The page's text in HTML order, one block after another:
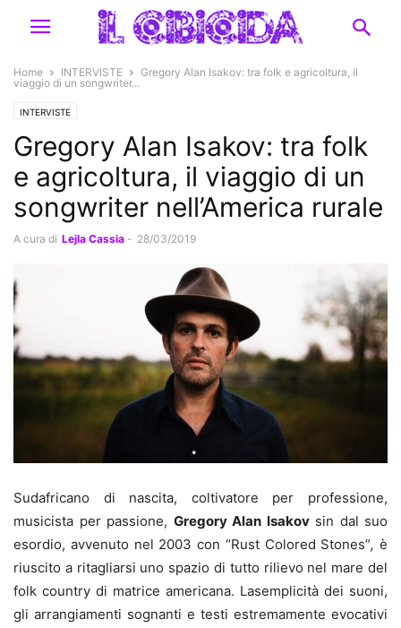
Home INTERVISTE
Gregory Alan Isakov: tra folk e agricoltura, il
viaggio di un songwriter...
INTERVISTE
Gregory Alan Isakov: tra folk
e agricoltura, il viaggio di un
songwriter nell’America rurale
A cura di Lejla Cassia - 28/03/2019
Sudafricano di nascita, coltivatore per professione,
musicista per passione, Gregory Alan Isakovsin dal suo
esordio, avvenuto nel 2003 con “Rust Colored Stones”, è
riuscito a ritagliarsi uno spazio di tutto rilievo nel mare del
folk country di matrice americana. Lasemplicità dei suoni,
gli arrangiamenti sognanti e testi estremamente evocativi